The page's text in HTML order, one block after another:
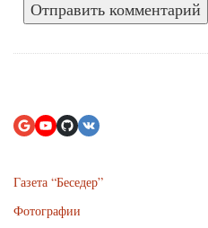
Газета “Беседер”
Фотографии